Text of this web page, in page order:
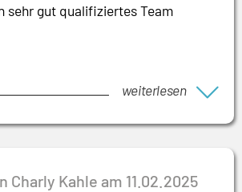
sehr gut qualifiziertes Team
weiterlesen
Charly Kahle am 11.02.2025